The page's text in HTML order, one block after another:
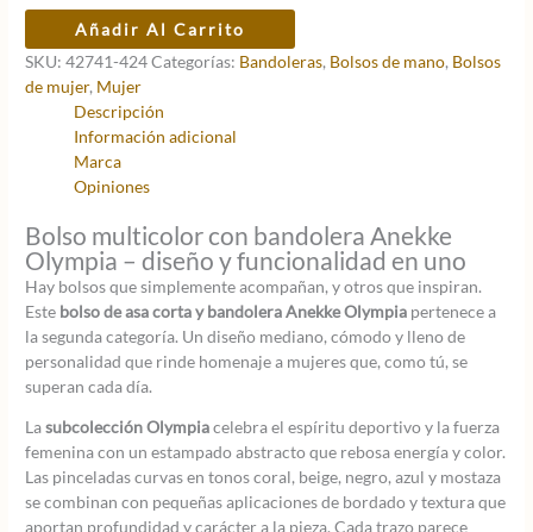
era:
64,95 €.
es:
51,96 €.
de
asa
corta
bandolera
Anekke
Olympia
Añadir Al Carrito
SKU:42741-424Categorías: Bandoleras, Bolsos de mano, Bolsos
de mujer, Mujer
Descripción
Información adicional
Marca
Opiniones
Bolso multicolor con bandolera Anekke
Olympia – diseño y funcionalidad en uno
Hay bolsos que simplemente acompañan, y otros que inspiran.
Este bolso de asa corta y bandolera Anekke Olympia pertenece a
la segunda categoría. Un diseño mediano, cómodo y lleno de
personalidad que rinde homenaje a mujeres que, como tú, se
superan cada día.
Lasubcolección Olympiacelebra el espíritu deportivo y la fuerza
femenina con un estampado abstracto que rebosa energía y color.
Las pinceladas curvas en tonos coral, beige, negro, azul y mostaza
se combinan con pequeñas aplicaciones de bordado y textura que
aportan profundidad y carácter a la pieza. Cada trazo parece